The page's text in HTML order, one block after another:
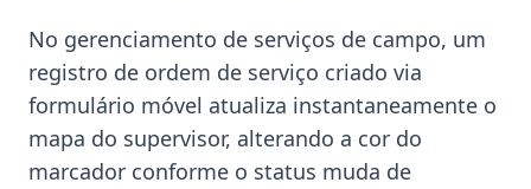
No gerenciamento de serviços de campo, um
registro de ordem de serviço criado via
formulário móvel atualiza instantaneamente o
mapa do supervisor, alterando a cor do
marcador conforme o status muda de